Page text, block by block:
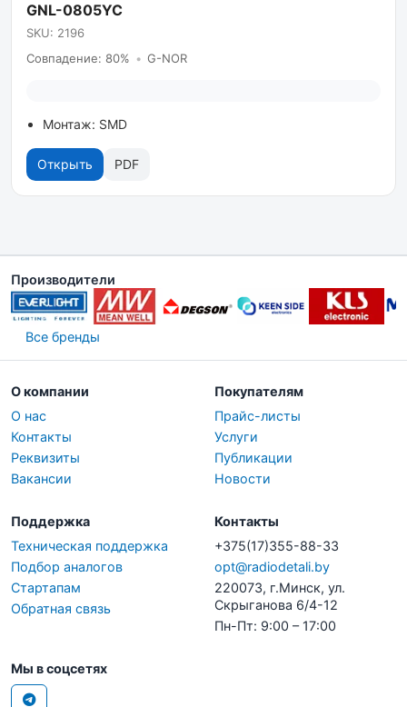
GNL-0805YC
SKU: 2196
Совпадение: 80% • G-NOR
Монтаж: SMD
Открыть PDF
Производители
Все бренды
О компании
О нас
Контакты
Реквизиты
Вакансии
Покупателям
Прайс-листы
Услуги
Публикации
Новости
Поддержка
Техническая поддержка
Подбор аналогов
Стартапам
Обратная связь
Контакты
+375(17)355-88-33
opt@radiodetali.by
220073, г.Минск, ул.
Скрыганова 6/4-12
Пн-Пт: 9:00 – 17:00
Мы в соцсетях